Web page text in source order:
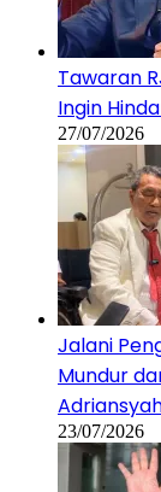
Tawaran
Ingin
27/07/2026
Jalani
Mundur
23/07/2026